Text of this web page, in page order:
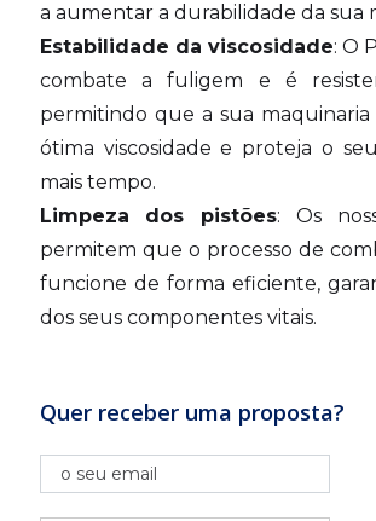
a aumentar a durabilidade da sua
Estabilidade da viscosidade: O
combate a fuligem e é
permitindo que a sua
ótima viscosidade e proteja o
mais tempo.
Limpeza dos pistões: Os
permitem que o processo de
funcione de forma eficiente,
dos seus componentes vitais.
Quer receber uma proposta?